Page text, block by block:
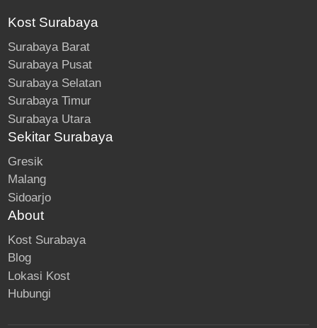
Kost Surabaya
Surabaya Barat
Surabaya Pusat
Surabaya Selatan
Surabaya Timur
Surabaya Utara
Sekitar Surabaya
Gresik
Malang
Sidoarjo
About
Kost Surabaya
Blog
Lokasi Kost
Hubungi